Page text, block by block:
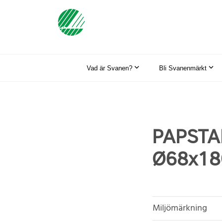
Vad är Svanen? Bli Svanenmärkt
Miljömärkning